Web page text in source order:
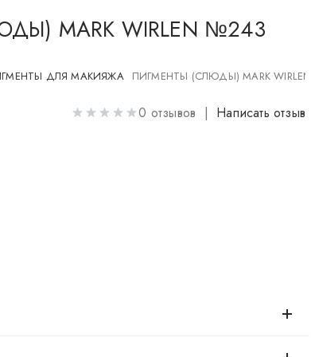
MARK WIRLEN №243
ДЛЯ МАКИЯЖА ПИГМЕНТЫ (СЛЮДЫ) MARK
0 отзывов | Написать отзыв